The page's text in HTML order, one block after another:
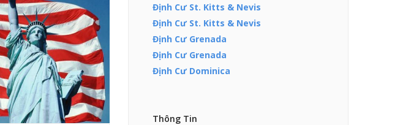
Định Cư St. Kitts & Nevis
Định Cư St. Kitts & Nevis
Định Cư Grenada
Định Cư Grenada
Định Cư Dominica
Thông Tin